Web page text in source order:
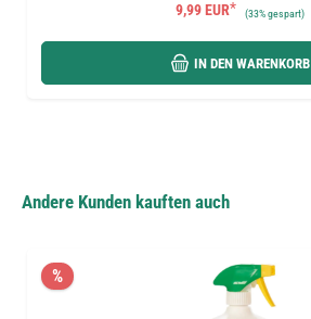
9,99 EUR* (33%gespart)
IN DEN WARENKORB
Andere Kunden kauften auch
%